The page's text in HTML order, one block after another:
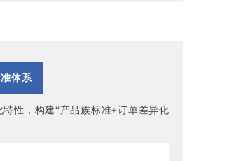
体系
性，构建“产品族标准+订单差异化